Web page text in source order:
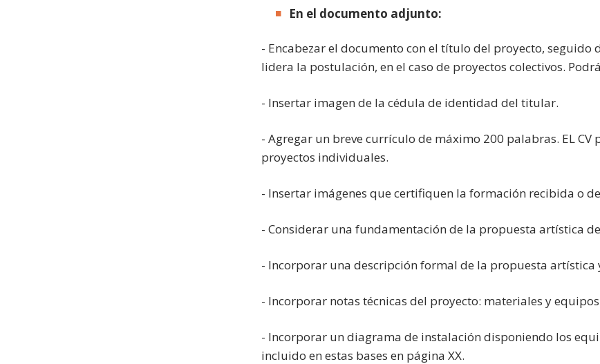
En el documento adjunto:
- Encabezar el documento con el título del proyecto,
lidera la postulación, en el caso de proyectos colectivos.
- Insertar imagen de la cédula de identidad del titular.
- Agregar un breve currículo de máximo 200 palabras. EL
proyectos individuales.
- Insertar imágenes que certifiquen la formación recibida o
- Considerar una fundamentación de la propuesta artística
- Incorporar una descripción formal de la propuesta
- Incorporar notas técnicas del proyecto: materiales y
- Incorporar un diagrama de instalación disponiendo los
incluido en estas bases en página XX.